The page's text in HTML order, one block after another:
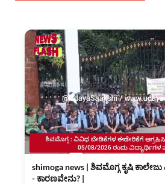
shimoga news | ಶಿವಮೊಗ್ಗ ಕೃಷಿ
- ಕಾರಣವೇನು? |